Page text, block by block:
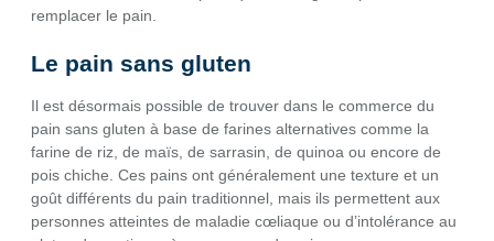
remplacer le pain.
Le pain sans gluten
Il est désormais possible de trouver dans le commerce du
pain sans gluten à base de farines alternatives comme la
farine de riz, de maïs, de sarrasin, de quinoa ou encore de
pois chiche. Ces pains ont généralement une texture et un
goût différents du pain traditionnel, mais ils permettent aux
personnes atteintes de maladie cœliaque ou d’intolérance au